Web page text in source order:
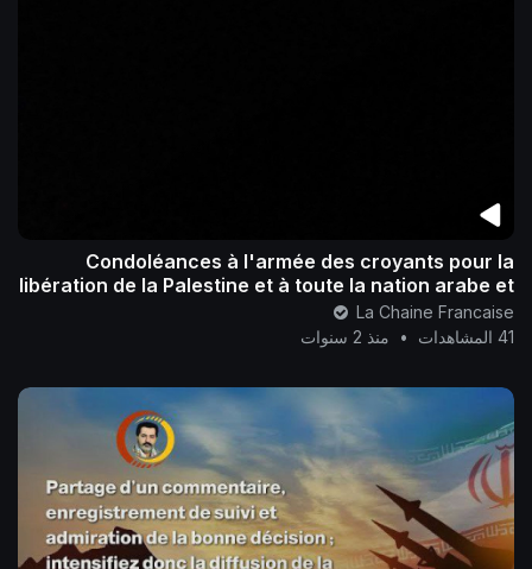
Condoléances à l'armée des croyants pour la
libération de la Palestine et à toute la nation arabe et
islamique..
La Chaine Francaise
41 المشاهدات
• منذ 2 سنوات